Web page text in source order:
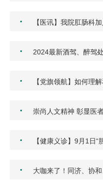
· 【医讯】我院肛肠科
· 2024最新酒驾、醉驾
· 【党旗领航】如何理
· 崇尚人文精神 彰显医
· 【健康义诊】9月1日“
· 大咖来了！同济、协